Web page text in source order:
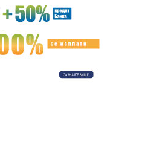
jer je primala socijalnu pomoć dok se
devet firmi u Klagenfurtu
i svu decu koju nam je NATO pobio